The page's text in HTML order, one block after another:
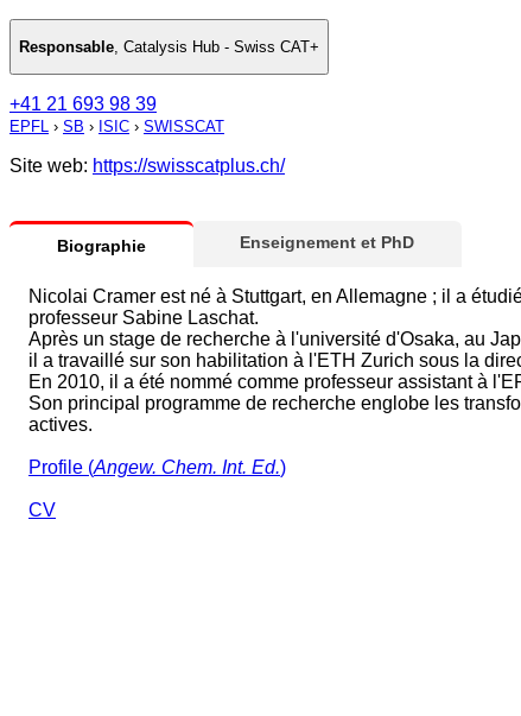
Responsable, Catalysis Hub - Swiss CAT+
+41 21 693 98 39
EPFL › SB › ISIC › SWISSCAT
Site web: https://swisscatplus.ch/
Biographie Enseignement et PhD
Nicolai Cramer est né à Stuttgart, en Allemagne ; il a
professeur Sabine Laschat.
Après un stage de recherche à l'université d'Osaka, au
il a travaillé sur son habilitation à l'ETH Zurich sous la
En 2010, il a été nommé comme professeur assistant à
Son principal programme de recherche englobe les
actives.
Profile (Angew. Chem. Int. Ed.)
CV